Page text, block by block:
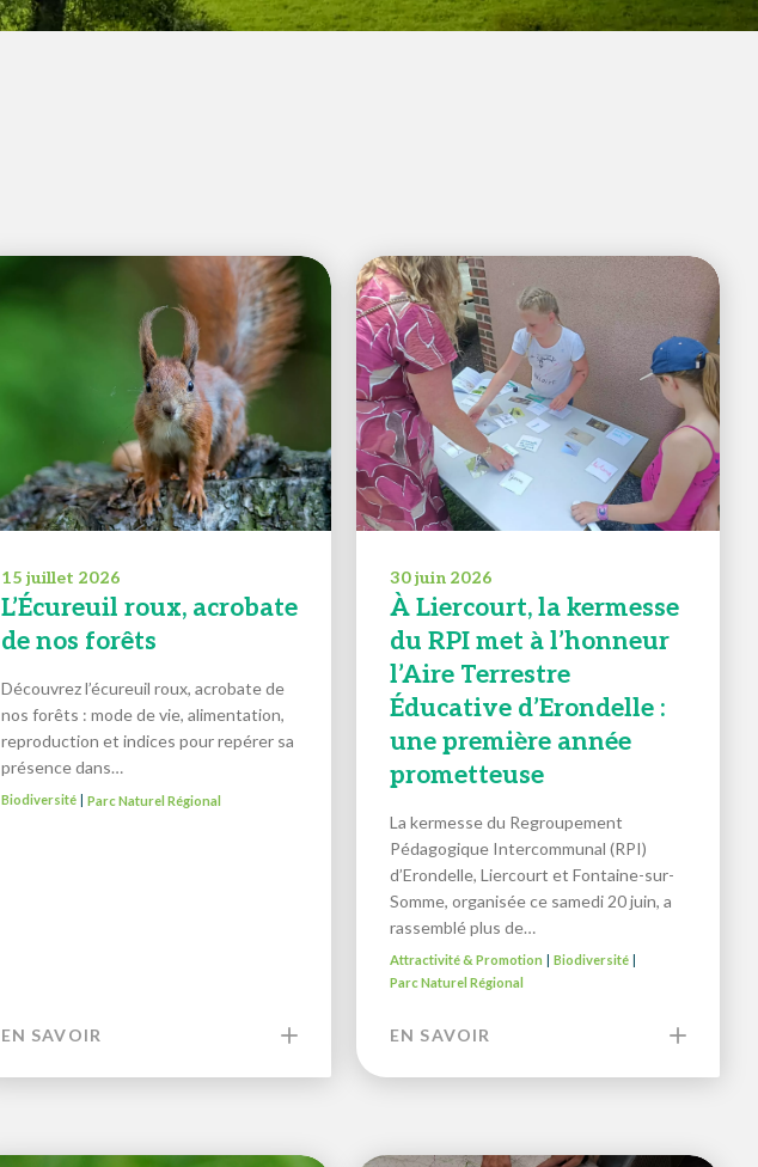
15 juillet 2026
L’Écureuil roux, acrobate
de nos forêts
Découvrez l’écureuil roux, acrobate de
nos forêts : mode de vie, alimentation,
reproduction et indices pour repérer sa
présence dans…
Biodiversité| Parc Naturel Régional
EN SAVOIR
30 juin 2026
À Liercourt, la kermesse
du RPI met à l’honneur
l’Aire Terrestre
Éducative d’Erondelle :
une première année
prometteuse
La kermesse du Regroupement
Pédagogique Intercommunal (RPI)
d’Erondelle, Liercourt et Fontaine-sur-
Somme, organisée ce samedi 20 juin, a
rassemblé plus de…
Attractivité & Promotion Biodiversité|
Parc Naturel Régional
EN SAVOIR